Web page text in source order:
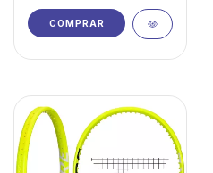
COMPRAR